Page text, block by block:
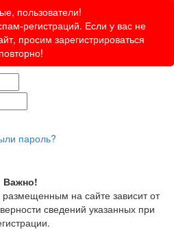
пользователи!
регистраций. Если у вас не
просим зарегистрироваться
повторно!
пароль?
Важно!
на сайте зависит от
сведений указанных при